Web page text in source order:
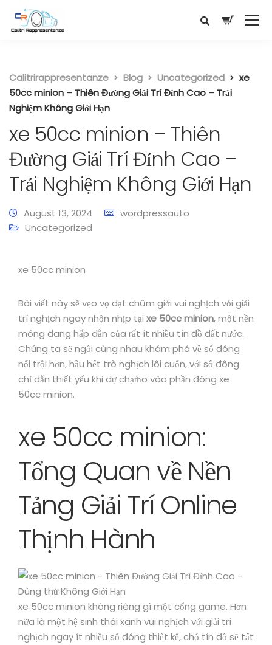
Calitrirappresentanze Blog Uncategorized
xe
50cc minion – Thiên Đường Giải Trí Đỉnh Cao – Trải
Nghiệm Không Giới Hạn
xe 50cc minion – Thiên
Đường Giải Trí Đỉnh Cao –
Trải Nghiệm Không Giới Hạn
August 13, 2024
wordpressauto
Uncategorized
xe 50cc minion
Bài viết này sẽ vẹo vọ dạt chũm giới vui nghịch với giải
trí nghịch ngay nhộn nhịp tại xe 50cc minion, một nền
móng đang hấp dẫn của rất ít nhiều tín đồ đất nước.
Chúng ta sẽ ngồi cùng nhau khám phá về số đông
nổi trội hơn, hầu hết trò nghịch lôi cuốn, với số đông
chỉ dẫn thiết yếu khi dự chạm̀o vào phần đông xe
50cc minion.
xe 50cc minion:
Tổng Quan về Nền
Tảng Giải Trí Online
Thịnh Hành
xe 50cc minion không riêng gì một cổng game, Hơn
nữa là một hệ sinh thái xanh vui nghịch với giải trí
nghịch ngay ít nhiều số đông thiết kế, chỗ tín đồ sẽ tất